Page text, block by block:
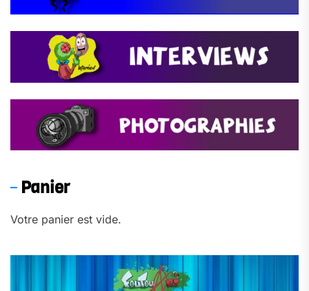
Panier
Votre panier est vide.